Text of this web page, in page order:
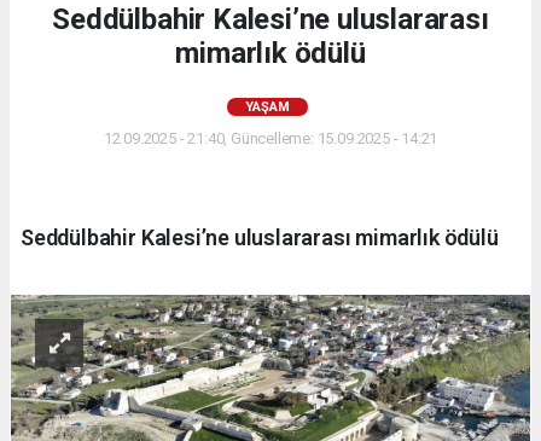
Seddülbahir Kalesi’ne uluslararası
mimarlık ödülü
YAŞAM
12.09.2025 - 21:40, Güncelleme: 15.09.2025 - 14:21
Seddülbahir Kalesi’ne uluslararası mimarlık ödülü